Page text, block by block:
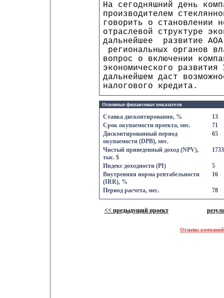
На сегодняшний день
производителем
говорить о становлении
отраслевой структуре
дальнейшее развитие
региональных органов
вопрос о включении
экономического
дальнейшем даст
налогового кредита.
Основные финансовые показатели
Ставка дисконтирования, %
13
Срок окупаемости проекта, мес.
71
Дисконтированный период
окупаемости (DPB), мес.
65
Чистый приведенный доход (NPV),
тыс. $
1733
Индекс доходности (PI)
5
Внутренняя норма рентабельности
(IRR), %
16
Период расчета, мес. 78
<< предыдущий проект
Отзывы